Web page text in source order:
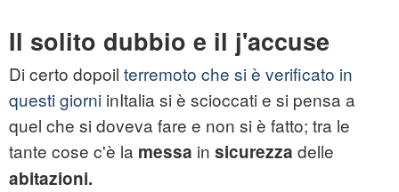
Il solito dubbio e il j'accuse
Di certo dopoil terremoto che si è verificato in
questi giorni inItalia si è scioccati e si pensa a
quel che si doveva fare e non si è fatto; tra le
tante cose c'è la messa in sicurezza delle
abitazioni.